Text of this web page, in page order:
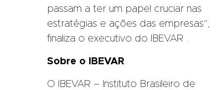
passam a ter um papel cruciar nas
estratégias e ações das empresas”,
finaliza o executivo do IBEVAR .
Sobre o IBEVAR
O IBEVAR – Instituto Brasileiro de